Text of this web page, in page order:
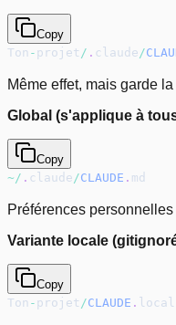
Copy
Ton - projet / . claude/
Même effet, mais garde
Global (s'applique à
Copy
~/ . claude/CLAUDE . md
Préférences
Variante locale
Copy
Ton - projet /CLAUDE . local